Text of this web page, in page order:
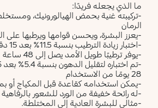
ما الذي يجعله فريدًا:
-تركيبته غنية بحمض الهيالورونيك،
الرمان
-يعزز البشرة، ويحسن قوامها ويرطبها على
-اختبار زيادة الترطيب بنسبة 11.5% بعد 15 دقيقة فقط من التطبيق الأول، وزيادة بنسبة 10.5% بعد 28 يومًا من الاستخدام
-يوفر ترطيبًا طويل الأمد يصل إلى 48 ساعة
28 يومًا من الاستخدام
-يمكن استخدامه كقاعدة قبل المكياج أو
-له رائحة خفيفة من الورد للشعور بالرفاهية
-مثالي للبشرة العادية إلى المختلطة.